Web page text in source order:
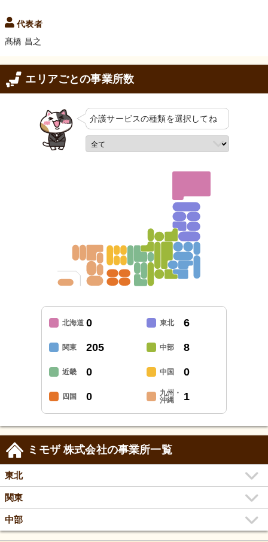
代表者
髙橋 昌之
エリアごとの事業所数
介護サービスの種類を選択してね
北海道 0 東北 6
関東 205 中部 8
近畿 0 中国 0
四国 0
九州・
沖縄
1
ミモザ 株式会社の事業所一覧
東北
関東
中部